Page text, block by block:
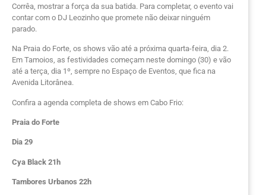
Corrêa, mostrar a força da sua batida. Para completar, o evento vai
contar com o DJ Leozinho que promete não deixar ninguém
parado.
Na Praia do Forte, os shows vão até a próxima quarta-feira, dia 2.
Em Tamoios, as festividades começam neste domingo (30) e vão
até a terça, dia 1º, sempre no Espaço de Eventos, que fica na
Avenida Litorânea.
Confira a agenda completa de shows em Cabo Frio:
Praia do Forte
Dia 29
Cya Black 21h
Tambores Urbanos 22h